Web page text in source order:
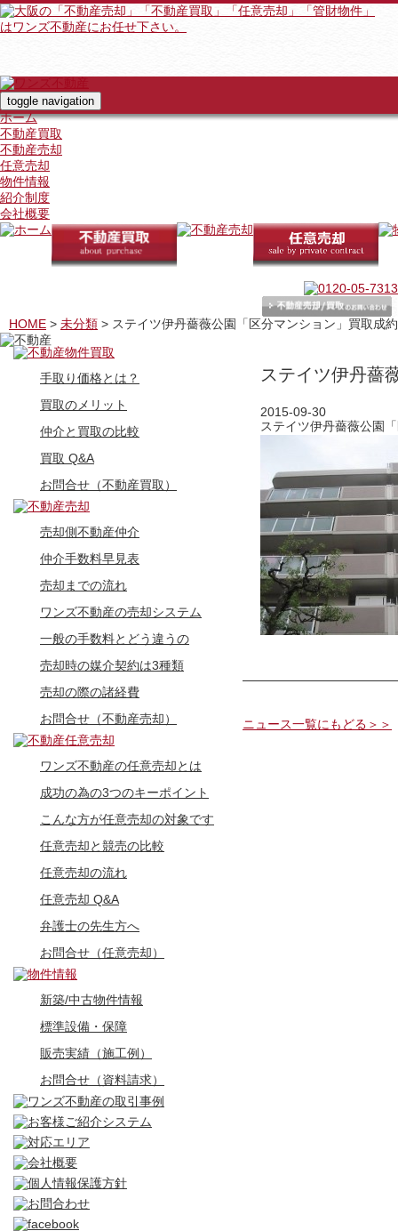
toggle navigation
ホーム
不動産買取
不動産売却
任意売却
物件情報
紹介制度
会社概要
HOME > 未分類 > ステイツ伊丹薔薇公園「区分マンション」買取成
手取り価格とは？
買取のメリット
仲介と買取の比較
買取 Q&A
お問合せ（不動産買取）
売却側不動産仲介
仲介手数料早見表
売却までの流れ
ワンズ不動産の売却システム
一般の手数料とどう違うの
売却時の媒介契約は3種類
売却の際の諸経費
お問合せ（不動産売却）
ワンズ不動産の任意売却とは
成功の為の3つのキーポイント
こんな方が任意売却の対象です
任意売却と競売の比較
任意売却の流れ
任意売却 Q&A
弁護士の先生方へ
お問合せ（任意売却）
新築/中古物件情報
標準設備・保障
販売実績（施工例）
お問合せ（資料請求）
ステイツ伊丹薔
2015-09-30
ステイツ伊丹薔薇公園
ニュース一覧にもどる＞＞